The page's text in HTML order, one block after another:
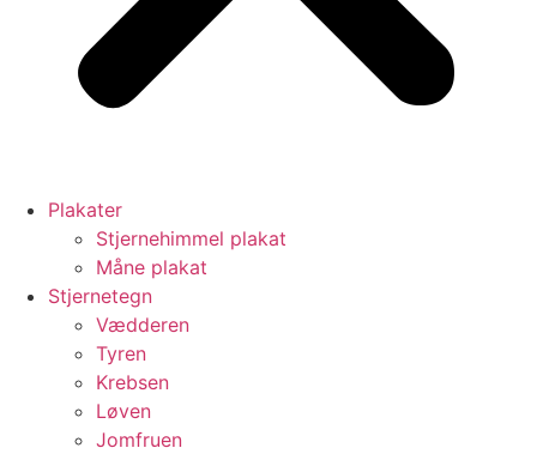
Plakater
Stjernehimmel plakat
Måne plakat
Stjernetegn
Vædderen
Tyren
Krebsen
Løven
Jomfruen